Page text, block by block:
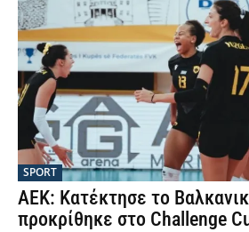
SPORT
ΑΕΚ: Κατέκτησε το
προκρίθηκε στο Challenge